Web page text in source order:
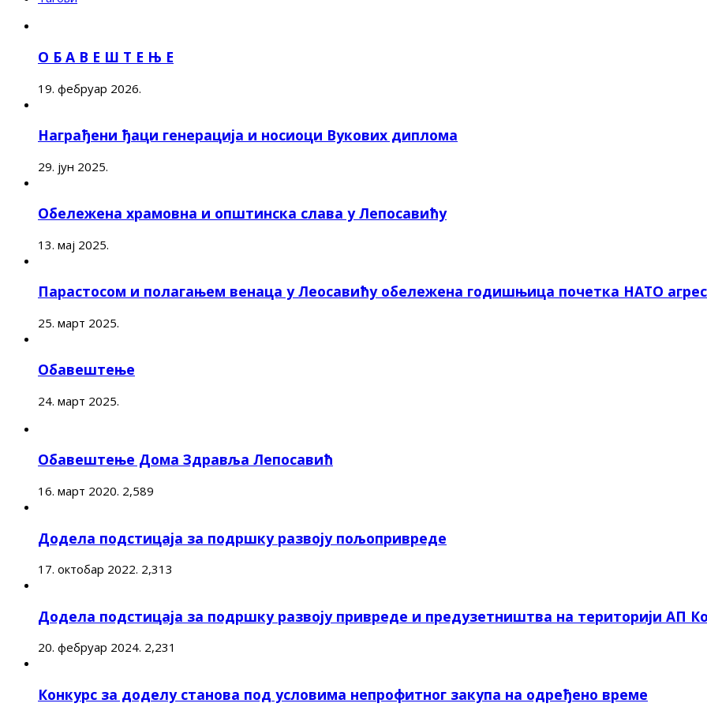
О Б А В Е Ш Т Е Њ Е
19. фебруар 2026.
Награђени ђаци генерација и носиоци Вукових диплома
29. јун 2025.
Обележена храмовна и општинска слава у Лепосавићу
13. мај 2025.
Парастосом и полагањем венаца у Леосавићу обележена годишњица почетка НАТО
25. март 2025.
Обавештење
24. март 2025.
Обавештење Дома Здравља Лепосавић
16. март 2020. 2,589
Додела подстицаја за подршку развоју пољопривреде
17. октобар 2022. 2,313
Додела подстицаја за подршку развоју привреде и предузетништва на територији АП
20. фебруар 2024. 2,231
Конкурс за доделу станова под условима непрофитног закупа на одређено време